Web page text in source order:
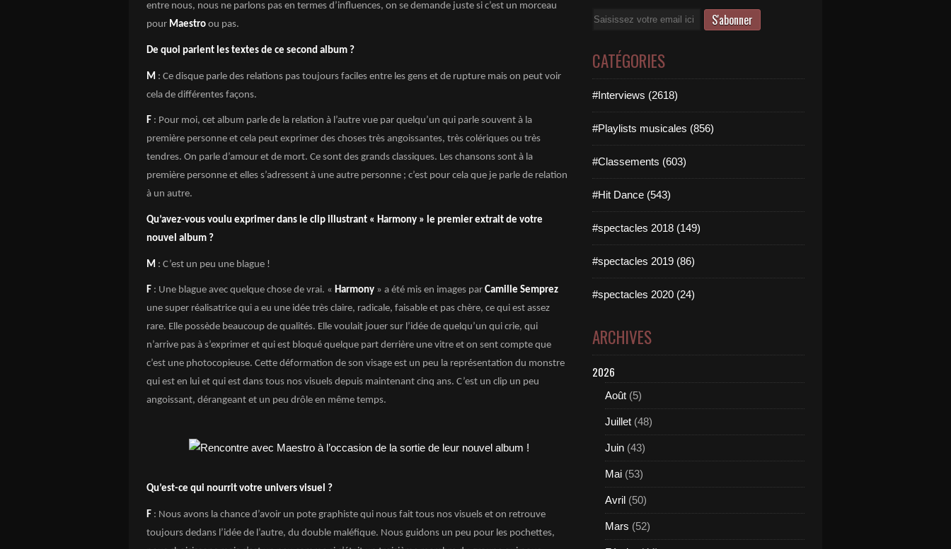
entre nous, nous ne parlons pas en termes d’influences, on se demande juste si c’est un morceau
pour Maestro ou pas.
De quoi parlent les textes de ce second album ?
M : Ce disque parle des relations pas toujours faciles entre les gens et de rupture mais on peut voir
cela de différentes façons.
F : Pour moi, cet album parle de la relation à l’autre vue par quelqu’un qui parle souvent à la
première personne et cela peut exprimer des choses très angoissantes, très colériques ou très
tendres. On parle d’amour et de mort. Ce sont des grands classiques. Les chansons sont à la
première personne et elles s’adressent à une autre personne ; c’est pour cela que je parle de relation
à un autre.
Qu’avez-vous voulu exprimer dans le clip illustrant « Harmony » le premier extrait de votre
nouvel album ?
M : C’est un peu une blague !
F : Une blague avec quelque chose de vrai. « Harmony » a été mis en images par Camille Semprez
une super réalisatrice qui a eu une idée très claire, radicale, faisable et pas chère, ce qui est assez
rare. Elle possède beaucoup de qualités. Elle voulait jouer sur l’idée de quelqu’un qui crie, qui
n’arrive pas à s’exprimer et qui est bloqué quelque part derrière une vitre et on sent compte que
c’est une photocopieuse. Cette déformation de son visage est un peu la représentation du monstre
qui est en lui et qui est dans tous nos visuels depuis maintenant cinq ans. C’est un clip un peu
angoissant, dérangeant et un peu drôle en même temps.
Qu’est-ce qui nourrit votre univers visuel ?
F : Nous avons la chance d’avoir un pote graphiste qui nous fait tous nos visuels et on retrouve
toujours dedans l’idée de l’autre, du double maléfique. Nous guidons un peu pour les pochettes,
Email
CATÉGORIES
#Interviews (2618)
#Playlists musicales (856)
#Classements (603)
#Hit Dance (543)
#spectacles 2018 (149)
#spectacles 2019 (86)
#spectacles 2020 (24)
ARCHIVES
2026
Août (5)
Juillet (48)
Juin (43)
Mai (53)
Avril (50)
Mars (52)